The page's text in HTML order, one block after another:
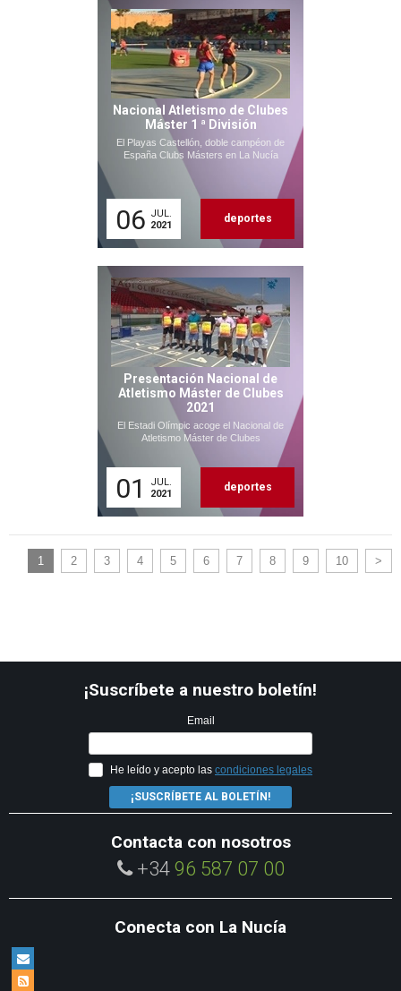
Nacional Atletismo de Clubes
Máster 1 ª División
El Playas Castellón, doble campéon de
España Clubs Másters en La Nucía
06 JUL.
2021
deportes
Presentación Nacional de
Atletismo Máster de Clubes
2021
El Estadi Olímpic acoge el Nacional de
Atletismo Máster de Clubes
01
JUL.
2021
deportes
1 2 3 4 5 6 7 8 9 10 >
¡Suscríbete a nuestro boletín!
Email
He leído y acepto las condiciones legales
¡SUSCRÍBETE AL BOLETÍN!
Contacta con nosotros
+34 96 587 07 00
Conecta con La Nucía